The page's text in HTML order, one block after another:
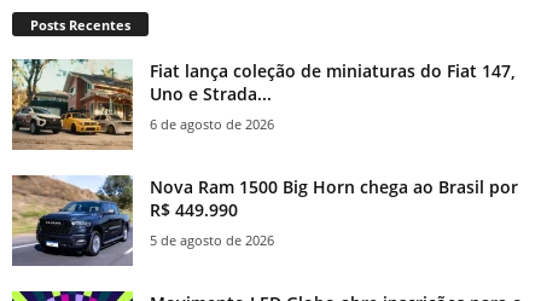
Posts Recentes
Fiat lança coleção de miniaturas do Fiat 147,
Uno e Strada...
6 de agosto de 2026
Nova Ram 1500 Big Horn chega ao Brasil por
R$ 449.990
5 de agosto de 2026